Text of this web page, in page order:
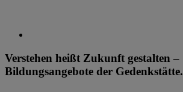
Verstehen heißt Zukunft gestalten –
Bildungsangebote der Gedenkstätte.